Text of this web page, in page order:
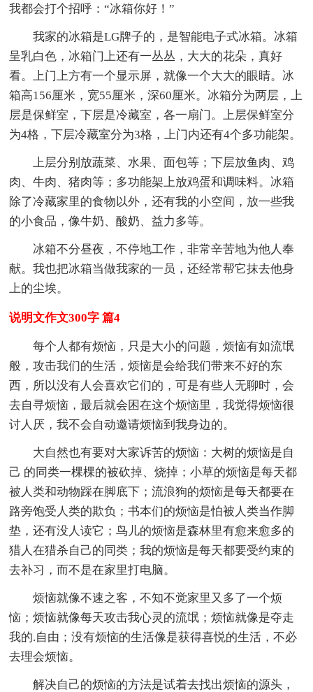
我都会打个招呼：“冰箱你好！”
我家的冰箱是LG牌子的，是智能电子式冰箱。冰箱
呈乳白色，冰箱门上还有一丛丛，大大的花朵，真好
看。上门上方有一个显示屏，就像一个大大的眼睛。冰
箱高156厘米，宽55厘米，深60厘米。冰箱分为两层，上
层是保鲜室，下层是冷藏室，各一扇门。上层保鲜室分
为4格，下层冷藏室分为3格，上门内还有4个多功能架。
上层分别放蔬菜、水果、面包等；下层放鱼肉、鸡
肉、牛肉、猪肉等；多功能架上放鸡蛋和调味料。冰箱
除了冷藏家里的食物以外，还有我的小空间，放一些我
的小食品，像牛奶、酸奶、益力多等。
冰箱不分昼夜，不停地工作，非常辛苦地为他人奉
献。我也把冰箱当做我家的一员，还经常帮它抹去他身
上的尘埃。
说明文作文300字 篇4
每个人都有烦恼，只是大小的问题，烦恼有如流氓
般，攻击我们的生活，烦恼是会给我们带来不好的东
西，所以没有人会喜欢它们的，可是有些人无聊时，会
去自寻烦恼，最后就会困在这个烦恼里，我觉得烦恼很
讨人厌，我不会自动邀请烦恼到我身边的。
大自然也有要对大家诉苦的烦恼：大树的烦恼是自
己 的同类一棵棵的被砍掉、烧掉；小草的烦恼是每天都
被人类和动物踩在脚底下；流浪狗的烦恼是每天都要在
路旁饱受人类的欺负；书本们的烦恼是怕被人类当作脚
垫，还有没人读它；鸟儿的烦恼是森林里有愈来愈多的
猎人在猎杀自己的同类；我的烦恼是每天都要受约束的
去补习，而不是在家里打电脑。
烦恼就像不速之客，不知不觉家里又多了一个烦
恼；烦恼就像每天攻击我心灵的流氓；烦恼就像是夺走
我的.自由；没有烦恼的生活像是获得喜悦的生活，不必
去理会烦恼。
解决自己的烦恼的方法是试着去找出烦恼的源头，